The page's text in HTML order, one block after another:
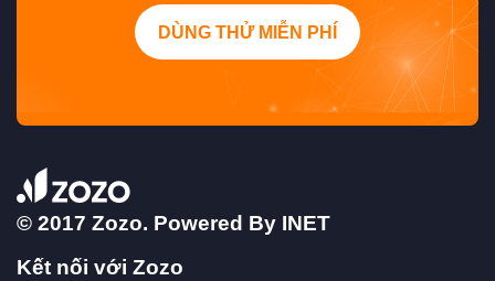
DÙNG THỬ MIỄN PHÍ
© 2017 Zozo. Powered By INET
Kết nối với Zozo